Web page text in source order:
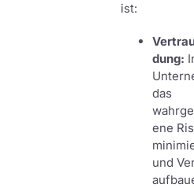
ist:
dung:
das
ene
und